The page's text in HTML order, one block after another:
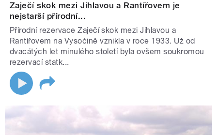
Zaječí skok mezi Jihlavou a Rantířovem je
nejstarší přírodní...
Přírodní rezervace Zaječí skok mezi Jihlavou a
Rantířovem na Vysočině vznikla v roce 1933. Už od
dvacátých let minulého století byla ovšem soukromou
rezervací statk...